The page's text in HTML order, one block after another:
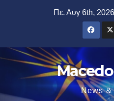
Πε. Αυγ 6th, 2026
News &